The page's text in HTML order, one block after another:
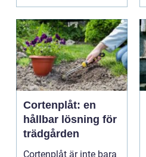
Cortenplåt: en
hållbar lösning för
trädgården
Cortenplåt är inte bara